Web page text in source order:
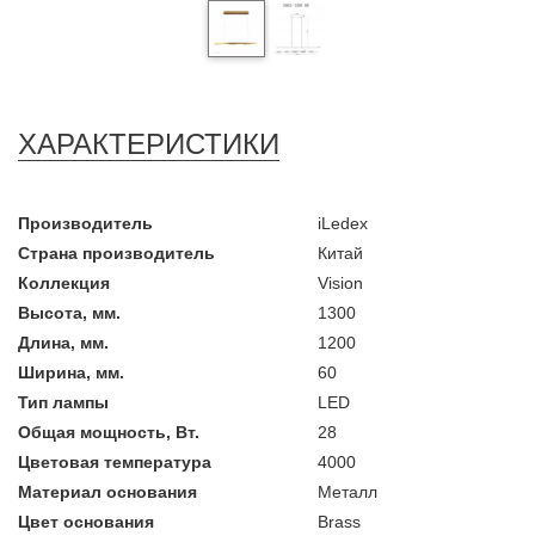
ХАРАКТЕРИСТИКИ
Производитель
iLedex
Страна производитель
Китай
Коллекция
Vision
Высота, мм.
1300
Длина, мм.
1200
Ширина, мм.
60
Тип лампы
LED
Общая мощность, Вт.
28
Цветовая температура
4000
Материал основания
Металл
Цвет основания
Brass